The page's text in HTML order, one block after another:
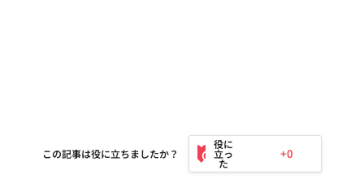
この記事は役に立ちましたか？ +0